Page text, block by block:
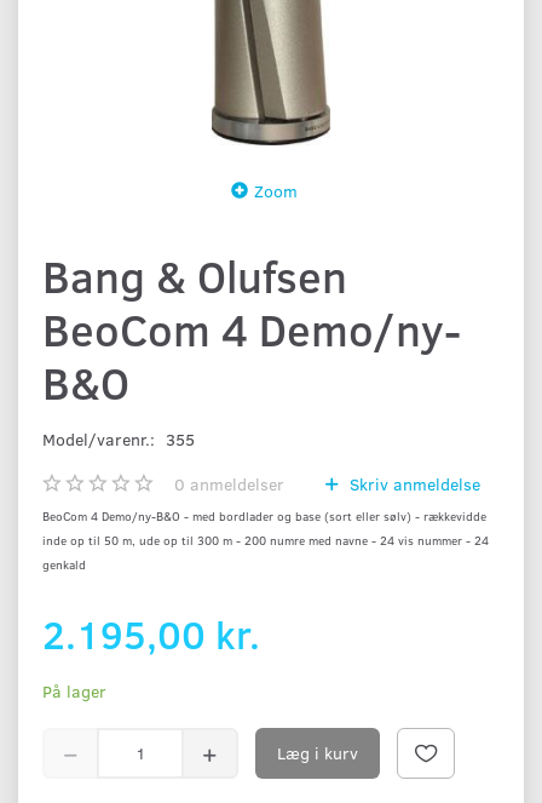
Zoom
Bang & Olufsen
BeoCom 4 Demo/ny-
B&O
Model/varenr.: 355
0 anmeldelser Skriv anmeldelse
BeoCom 4 Demo/ny-B&O - med bordlader og base (sort eller sølv) - rækkevidde
inde op til 50 m, ude op til 300 m - 200 numre med navne - 24 vis nummer - 24
genkald
2.195,00 kr.
På lager
Læg i kurv